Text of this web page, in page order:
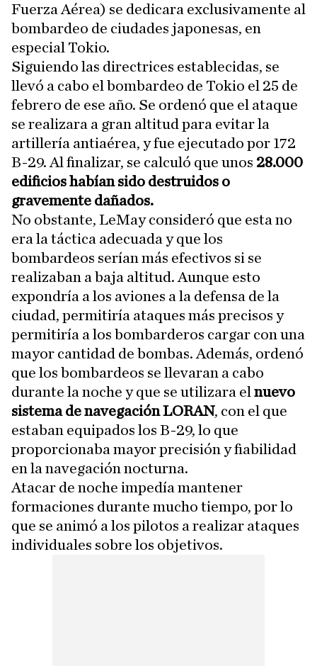
Fuerza Aérea) se dedicara exclusivamente al
bombardeo de ciudades japonesas, en
especial Tokio.
Siguiendo las directrices establecidas, se
llevó a cabo el bombardeo de Tokio el 25 de
febrero de ese año. Se ordenó que el ataque
se realizara a gran altitud para evitar la
artillería antiaérea, y fue ejecutado por 172
B-29. Al finalizar, se calculó que unos 28.000
edificios habían sido destruidos o
gravemente dañados.
No obstante, LeMay consideró que esta no
era la táctica adecuada y que los
bombardeos serían más efectivos si se
realizaban a baja altitud. Aunque esto
expondría a los aviones a la defensa de la
ciudad, permitiría ataques más precisos y
permitiría a los bombarderos cargar con una
mayor cantidad de bombas. Además, ordenó
que los bombardeos se llevaran a cabo
durante la noche y que se utilizara el nuevo
sistema de navegación LORAN, con el que
estaban equipados los B-29, lo que
proporcionaba mayor precisión y fiabilidad
en la navegación nocturna.
Atacar de noche impedía mantener
formaciones durante mucho tiempo, por lo
que se animó a los pilotos a realizar ataques
individuales sobre los objetivos.